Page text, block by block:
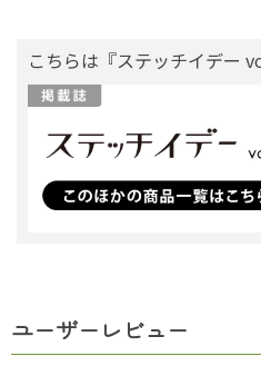
こちらは『ステッチイデー
ユーザーレビュー